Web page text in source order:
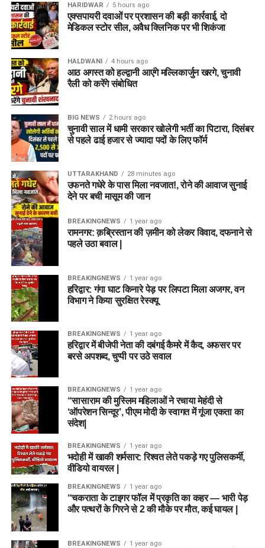
HARIDWAR 5 hours ago
एक्सपायरी दवाओं पर प्रशासन की बड़ी कार्रवाई, दो
मेडिकल स्टोर सील, अवैध क्लिनिक पर भी शिकंजा
HALDWANI 4 hours ago
आठ अगस्त को हल्द्वानी आएंगे मल्लिकार्जुन खरगे, चुनावी
रैली को करेंगे संबोधित
BIG NEWS 2 hours ago
चुनावी साल में धामी सरकार खोलेगी भर्ती का पिटारा, दिसंबर
से पहले ढाई हजार से ज्यादा पदों के लिए फॉर्म
UTTARAKHAND 28 minutes ago
उफनते गधेरे के पास मिला नवजात!, रोने की आवाज सुनाई
देने पर बची मासूम की जान
BREAKINGNEWS 1 year ago
रामनगर: क़ब्रिस्तान की ज़मीन को लेकर विवाद, दफनाने से
पहले उठा बवाल |
BREAKINGNEWS 1 year ago
हरिद्वार: गंगा घाट किनारे पेड़ पर लिपटा मिला अजगर, वन
विभाग ने किया सुरक्षित रेस्क्यू
BREAKINGNEWS 1 year ago
हरिद्वार में बीजेपी नेता की दबंगई कैमरे में कैद, अफसर पर
बरसे अपशब्द, चुप्पी पर उठे सवाल
BREAKINGNEWS 1 year ago
“सासाराम की मुस्लिम महिलाओं ने रचाया मेहंदी से
‘ऑपरेशन सिन्दूर’, पीएम मोदी के स्वागत में गूंजा एकता का
संदेश|
BREAKINGNEWS 1 year ago
भदोही में खाकी शर्मसार: रिश्वत लेते पकड़े गए पुलिसकर्मी,
वीडियो वायरल |
BREAKINGNEWS 1 year ago
“चकराता के टाइगर फॉल में प्रकृति का कहर — भारी पेड़
और पत्थरों के गिरने से 2 की मौके पर मौत, कई घायल |
BREAKINGNEWS 1 year ago